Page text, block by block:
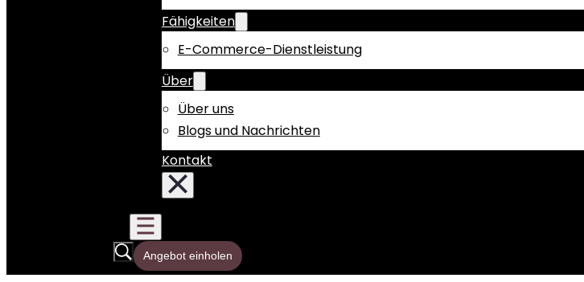
Fähigkeiten
E-Commerce-Dienstleistung
Über
Über uns
Blogs und Nachrichten
Kontakt
Angebot einholen